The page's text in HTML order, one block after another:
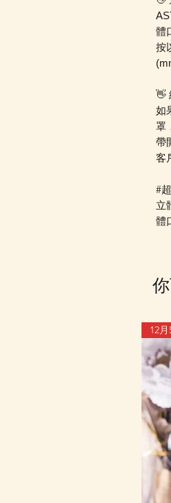
體
按
👋
如
罩
帶
客
#
立
體
12